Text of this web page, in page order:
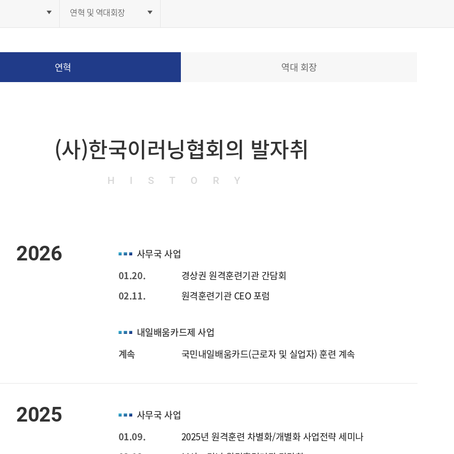
연혁 및 역대회장
연혁 역대 회장
(사)한국이러닝협회의 발자취
HISTORY
2026
사무국 사업
01.20.
경상권 원격훈련기관 간담회
02.11.
원격훈련기관 CEO 포럼
내일배움카드제 사업
계속
국민내일배움카드(근로자 및 실업자) 훈련 계속
2025
사무국 사업
01.09.
2025년 원격훈련 차별화/개별화 사업전략 세미나